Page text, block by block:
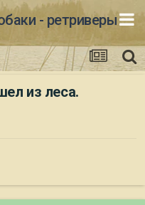
- ретриверы
из леса.